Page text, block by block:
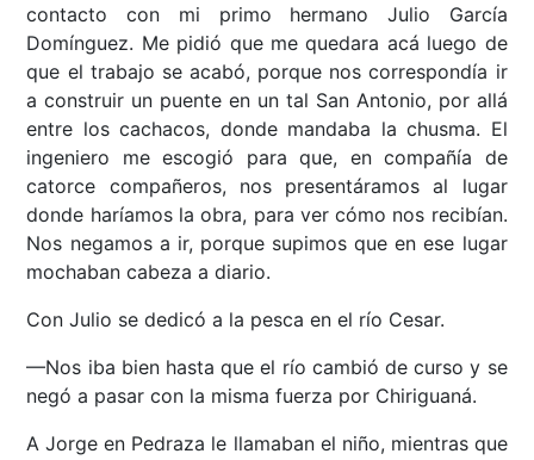
contacto con mi primo hermano Julio García
Domínguez. Me pidió que me quedara acá luego de
que el trabajo se acabó, porque nos correspondía ir
a construir un puente en un tal San Antonio, por allá
entre los cachacos, donde mandaba la chusma. El
ingeniero me escogió para que, en compañía de
catorce compañeros, nos presentáramos al lugar
donde haríamos la obra, para ver cómo nos recibían.
Nos negamos a ir, porque supimos que en ese lugar
mochaban cabeza a diario.
Con Julio se dedicó a la pesca en el río Cesar.
—Nos iba bien hasta que el río cambió de curso y se
negó a pasar con la misma fuerza por Chiriguaná.
A Jorge en Pedraza le llamaban el niño, mientras que